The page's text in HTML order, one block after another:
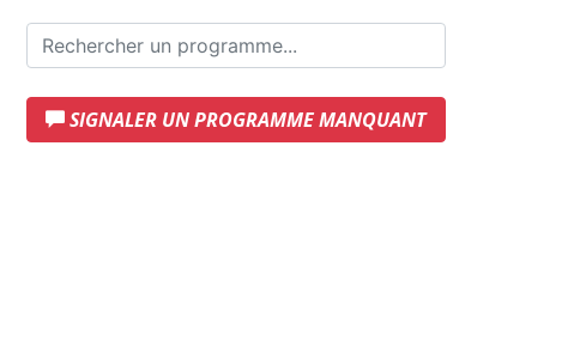
SIGNALER UN PROGRAMME MANQUANT